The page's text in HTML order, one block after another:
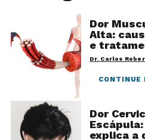
Dor
Alta:
e
Dr. Carlos
CONTINUE
Dor
explica a